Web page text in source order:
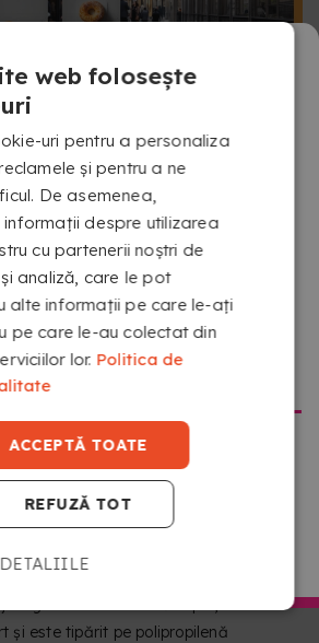
VENIT LA
dintr-o locație diferită de cea
Te rugăm să confirmi ce versiune
COPYKREA USA
COPYKREA ROMÂNIA
TU ALEGI CUM ȘI
pe ambele părți pentru a-ți întări
două diferite în funcție de nevoile
cu rulou dublu, vei putea adapta
ta la diferite publicuri sau
să schimbi suportul.
PENTRU ZONELE DE
cu picioare reglabile oferă
Se montează rapid, include
și este tipărit pe polipropilenă
web folosește
uri pentru a personaliza
și pentru a ne
De asemenea,
informații despre utilizarea
cu partenerii noștri de
analiză, care le pot
alte informații pe care le-ați
pe care le-au colectat din
lor. Politica de
ACCEPTĂ TOATE
REFUZĂ TOT